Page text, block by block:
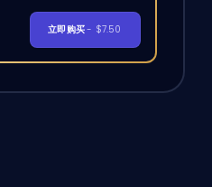
立即购买- $7.50